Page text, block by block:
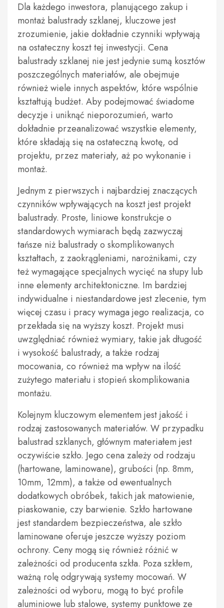
Dla każdego inwestora, planującego zakup i
montaż balustrady szklanej, kluczowe jest
zrozumienie, jakie dokładnie czynniki wpływają
na ostateczny koszt tej inwestycji. Cena
balustrady szklanej nie jest jedynie sumą kosztów
poszczególnych materiałów, ale obejmuje
również wiele innych aspektów, które wspólnie
kształtują budżet. Aby podejmować świadome
decyzje i uniknąć nieporozumień, warto
dokładnie przeanalizować wszystkie elementy,
które składają się na ostateczną kwotę, od
projektu, przez materiały, aż po wykonanie i
montaż.
Jednym z pierwszych i najbardziej znaczących
czynników wpływających na koszt jest projekt
balustrady. Proste, liniowe konstrukcje o
standardowych wymiarach będą zazwyczaj
tańsze niż balustrady o skomplikowanych
kształtach, z zaokrągleniami, narożnikami, czy
też wymagające specjalnych wycięć na słupy lub
inne elementy architektoniczne. Im bardziej
indywidualne i niestandardowe jest zlecenie, tym
więcej czasu i pracy wymaga jego realizacja, co
przekłada się na wyższy koszt. Projekt musi
uwzględniać również wymiary, takie jak długość
i wysokość balustrady, a także rodzaj
mocowania, co również ma wpływ na ilość
zużytego materiału i stopień skomplikowania
montażu.
Kolejnym kluczowym elementem jest jakość i
rodzaj zastosowanych materiałów. W przypadku
balustrad szklanych, głównym materiałem jest
oczywiście szkło. Jego cena zależy od rodzaju
(hartowane, laminowane), grubości (np. 8mm,
10mm, 12mm), a także od ewentualnych
dodatkowych obróbek, takich jak matowienie,
piaskowanie, czy barwienie. Szkło hartowane
jest standardem bezpieczeństwa, ale szkło
laminowane oferuje jeszcze wyższy poziom
ochrony. Ceny mogą się również różnić w
zależności od producenta szkła. Poza szkłem,
ważną rolę odgrywają systemy mocowań. W
zależności od wyboru, mogą to być profile
aluminiowe lub stalowe, systemy punktowe ze